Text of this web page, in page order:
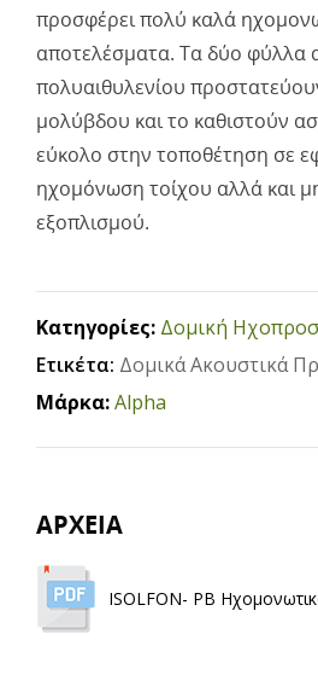
προσφέρει πολύ καλά
αποτελέσματα. Τα δύο φύλλα
πολυαιθυλενίου
μολύβδου και το καθιστούν
εύκολο στην τοποθέτηση σε
ηχομόνωση τοίχου αλλά και
εξοπλισμού.
Κατηγορίες: Δομική
Ετικέτα: Δομικά Ακουστικά
Μάρκα:Alpha
ΑΡΧΕΙΑ
ISOLFON- PB